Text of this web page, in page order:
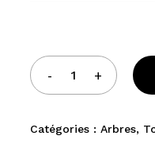
Catégories :Arbres,